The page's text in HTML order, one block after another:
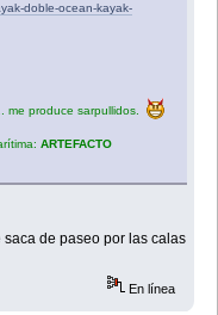
doble-ocean-kayak-
me produce sarpullidos.
ARTEFACTO
de paseo por las calas
En línea